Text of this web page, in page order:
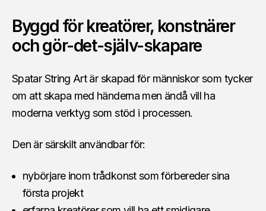
Byggd för kreatörer, konstnärer
och gör-det-själv-skapare
Spatar String Art är skapad för människor som tycker
om att skapa med händerna men ändå vill ha
moderna verktyg som stöd i processen.
Den är särskilt användbar för:
nybörjare inom trådkonst som förbereder sina
första projekt